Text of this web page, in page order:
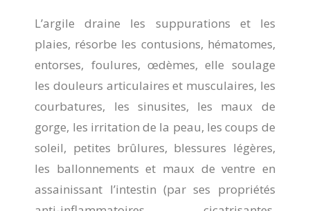
L’argile draine les suppurations et les
plaies, résorbe les contusions, hématomes,
entorses, foulures, œdèmes, elle soulage
les douleurs articulaires et musculaires, les
courbatures, les sinusites, les maux de
gorge, les irritation de la peau, les coups de
soleil, petites brûlures, blessures légères,
les ballonnements et maux de ventre en
assainissant l’intestin (par ses propriétés